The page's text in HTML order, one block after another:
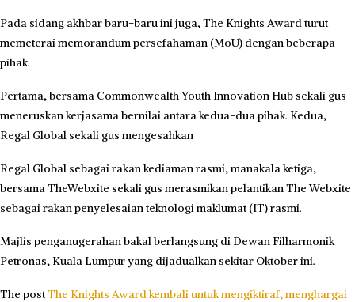
Pada sidang akhbar baru-baru ini juga, The Knights Award turut
memeterai memorandum persefahaman (MoU) dengan beberapa
pihak.
Pertama, bersama Commonwealth Youth Innovation Hub sekali gus
meneruskan kerjasama bernilai antara kedua-dua pihak. Kedua,
Regal Global sekali gus mengesahkan
Regal Global sebagai rakan kediaman rasmi, manakala ketiga,
bersama TheWebxite sekali gus merasmikan pelantikan The Webxite
sebagai rakan penyelesaian teknologi maklumat (IT) rasmi.
Majlis penganugerahan bakal berlangsung di Dewan Filharmonik
Petronas, Kuala Lumpur yang dijadualkan sekitar Oktober ini.
The postThe Knights Award kembali untuk mengiktiraf, menghargai